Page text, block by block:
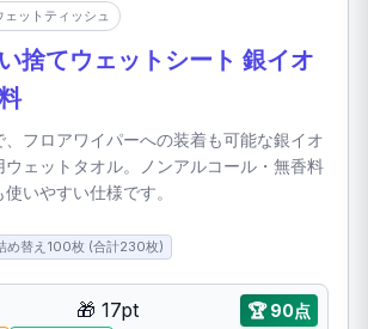
ェットティッシュ
捨てウェットシート 銀イオ
、フロアワイパーへの装着も可能な銀イオ
ウェットタオル。ノンアルコール・無香料
いやすい仕様です。
め替え100枚 (合計230枚)
🎁 17pt 🏆 90点